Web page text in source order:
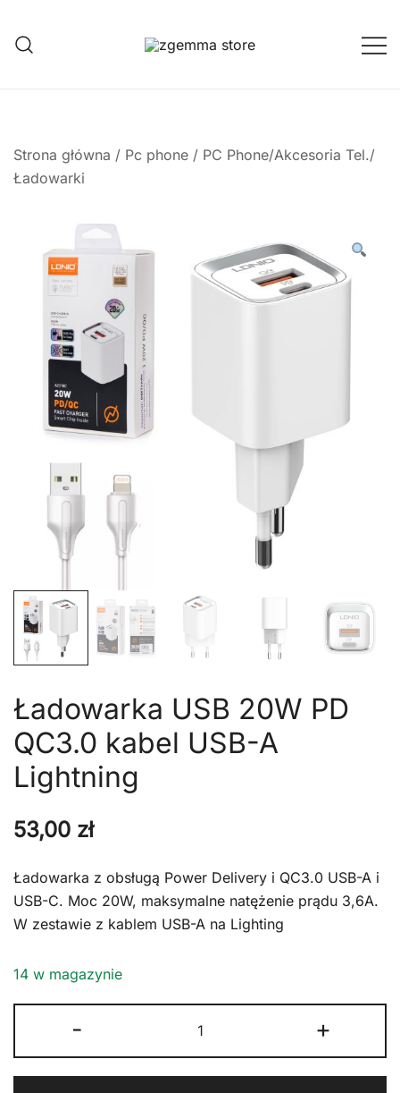
treści
Strona główna / Pc phone / PC Phone/Akcesoria Tel./
Ładowarki
Ładowarka USB 20W PD
QC3.0 kabel USB-A
Lightning
53,00 zł
Ładowarka z obsługą Power Delivery i QC3.0 USB-A i
USB-C. Moc 20W, maksymalne natężenie prądu 3,6A.
W zestawie z kablem USB-A na Lighting
14 w magazynie
-
Ładowarka
USB
+